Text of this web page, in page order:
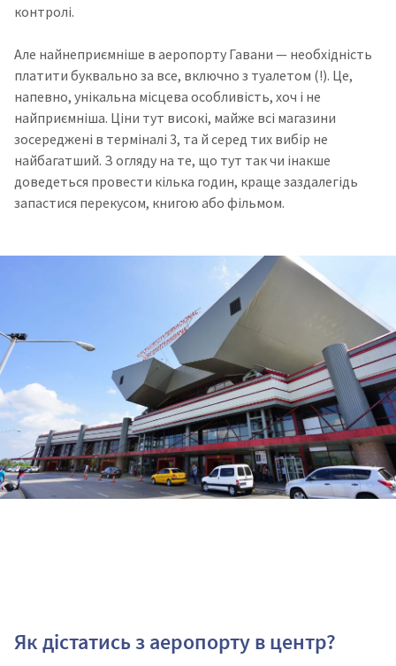
контролі.
Але найнеприємніше в аеропорту Гавани — необхідність
платити буквально за все, включно з туалетом (!). Це,
напевно, унікальна місцева особливість, хоч і не
найприємніша. Ціни тут високі, майже всі магазини
зосереджені в терміналі 3, та й серед тих вибір не
найбагатший. З огляду на те, що тут так чи інакше
доведеться провести кілька годин, краще заздалегідь
запастися перекусом, книгою або фільмом.
Як дістатись з аеропорту в центр?